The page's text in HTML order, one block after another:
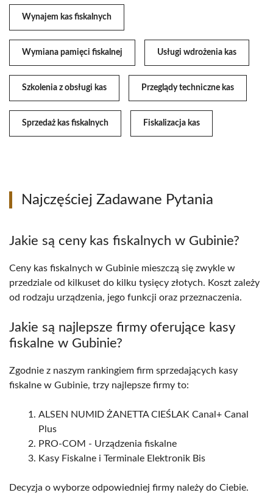
Wynajem kas fiskalnych
Wymiana pamięci fiskalnej Usługi wdrożenia kas
Szkolenia z obsługi kas Przeglądy techniczne kas
Sprzedaż kas fiskalnych Fiskalizacja kas
Najczęściej Zadawane Pytania
Jakie są ceny kas fiskalnych w Gubinie?
Ceny kas fiskalnych w Gubinie mieszczą się zwykle w
przedziale od kilkuset do kilku tysięcy złotych. Koszt zależy
od rodzaju urządzenia, jego funkcji oraz przeznaczenia.
Jakie są najlepsze firmy oferujące kasy
fiskalne w Gubinie?
Zgodnie z naszym rankingiem firm sprzedających kasy
fiskalne w Gubinie, trzy najlepsze firmy to:
ALSEN NUMID ŻANETTA CIEŚLAK Canal+ Canal
Plus
PRO-COM - Urządzenia fiskalne
Kasy Fiskalne i Terminale Elektronik Bis
Decyzja o wyborze odpowiedniej firmy należy do Ciebie.